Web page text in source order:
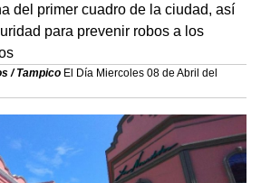
del primer cuadro de la ciudad, así
para prevenir robos a los
/ Tampico El Día Miercoles 08 de Abril del